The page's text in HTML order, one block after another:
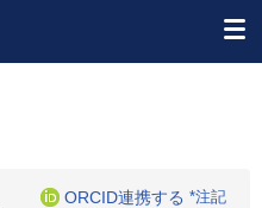
ORCID連携する *注記